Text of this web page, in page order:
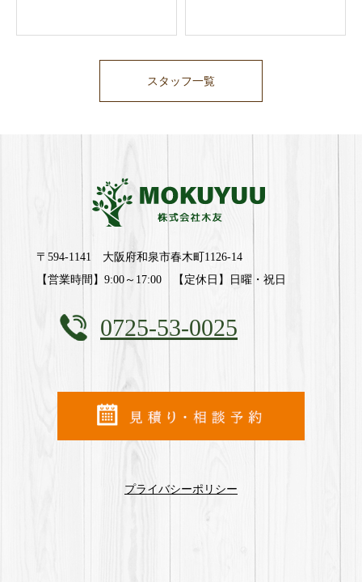
スタッフ一覧
〒594-1141 大阪府和泉市春木町1126-14
【営業時間】9:00～17:00 【定休日】日曜・祝日
0725-53-0025
プライバシーポリシー